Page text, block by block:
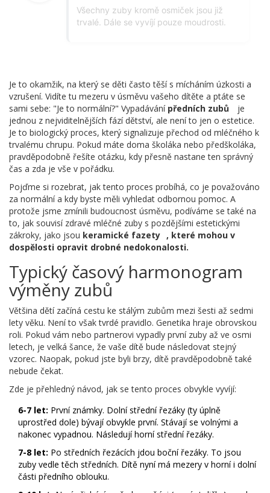
Všechny zuby kromě osmiček jsou již
trvalé. Dále se vyvíjí pouze moudrosti.
Je to okamžik, na který se děti často těší s mícháním úzkosti a
vzrušení. Vidíte tu mezeru v úsměvu vašeho dítěte a ptáte se
sami sebe: "Je to normální?" Vypadávání předních zubů
je
jednou z nejviditelnějších fází dětství, ale není to jen o estetice.
Je to biologický proces, který signalizuje přechod od mléčného k
trvalému chrupu. Pokud máte doma školáka nebo předškoláka,
pravděpodobně řešíte otázku, kdy přesně nastane ten správný
čas a zda je vše v pořádku.
Pojďme si rozebrat, jak tento proces probíhá, co je považováno
za normální a kdy byste měli vyhledat odbornou pomoc. A
protože jsme zmínili budoucnost úsměvu, podíváme se také na
to, jak souvisí zdravé mléčné zuby s pozdějšími estetickými
zákroky, jako jsou keramické fazety , které mohou v
dospělosti opravit drobné nedokonalosti.
Typický časový harmonogram
výměny zubů
Většina dětí začíná cestu ke stálým zubům mezi šesti až sedmi
lety věku. Není to však tvrdé pravidlo. Genetika hraje obrovskou
roli. Pokud vám nebo partnerovi vypadly první zuby až ve osmi
letech, je velká šance, že vaše dítě bude následovat stejný
vzorec. Naopak, pokud jste byli brzy, dítě pravděpodobně také
nebude čekat.
Zde je přehledný návod, jak se tento proces obvykle vyvíjí:
6-7 let: První známky. Dolní střední řezáky (ty úplně
uprostřed dole) bývají obvykle první. Stávají se volnými a
nakonec vypadnou. Následují horní střední řezáky.
7-8 let: Po středních řezácích jdou boční řezáky. To jsou
zuby vedle těch středních. Dítě nyní má mezery v horní i dolní
části předního oblouku.